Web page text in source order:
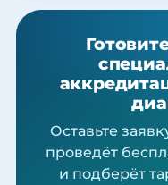
Оставьте
проведёт
и подберёт